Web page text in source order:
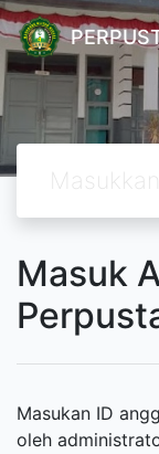
Masuk
Masukan ID
oleh